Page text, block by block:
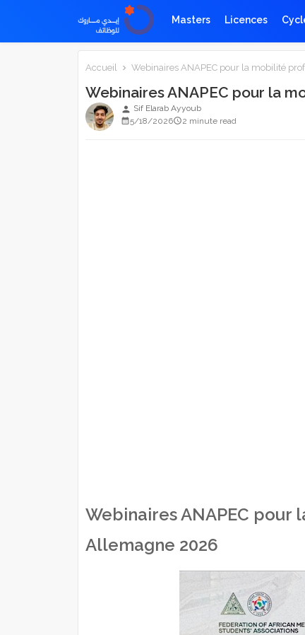
Masters Licences
Accueil Webinaires ANAPEC pour la mobilité
Webinaires ANAPEC pour la
person Sif Elarab Ayyoub
5/18/2026
2 minute read
Webinaires ANAPEC
Allemagne 2026